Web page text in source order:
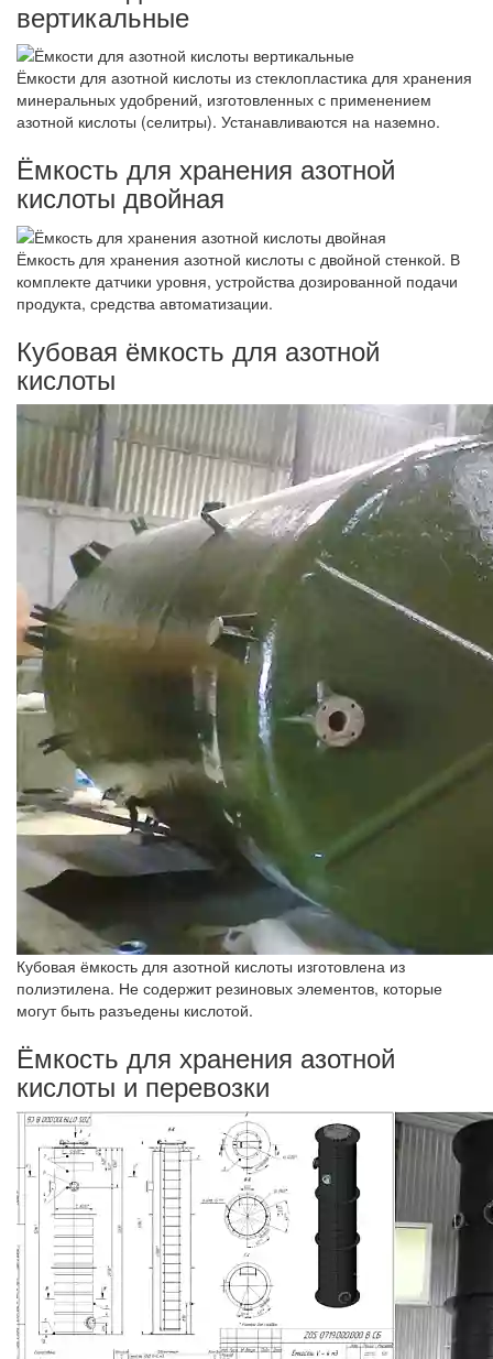
вертикальные
Ёмкости для азотной кислоты из стеклопластика для хранения
минеральных удобрений, изготовленных с применением
азотной кислоты (селитры). Устанавливаются на наземно.
Ёмкость для хранения азотной
кислоты двойная
Ёмкость для хранения азотной кислоты с двойной стенкой. В
комплекте датчики уровня, устройства дозированной подачи
продукта, средства автоматизации.
Кубовая ёмкость для азотной
кислоты
Кубовая ёмкость для азотной кислоты изготовлена из
полиэтилена. Не содержит резиновых элементов, которые
могут быть разъедены кислотой.
Ёмкость для хранения азотной
кислоты и перевозки